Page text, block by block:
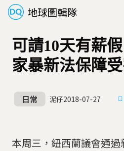
地球圖輯隊
可請10天有薪
家暴新法保障
日常 泥仔2018-07-27
本周三，紐西蘭議會通